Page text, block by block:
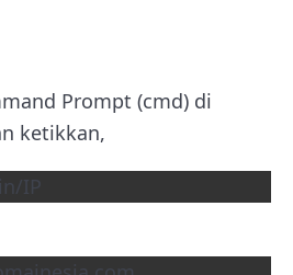
Prompt (cmd) di
ketikkan,
IP